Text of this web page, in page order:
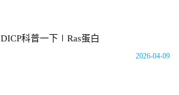
DICP科普一下∣Ras蛋白
2026-04-09